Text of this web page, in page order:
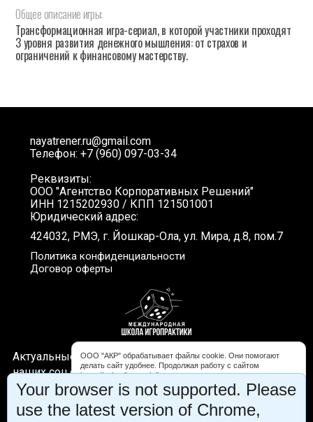
Общее описание игры:
Трансформационная игра-сериал, в которой участники проходят
3 уровня развития денежного мышления: от страхов и
ограничений к финансовому мастерству.
nayatrener.ru@gmail.com
Телефон: +7 (960) 097-03-34
Реквизиты:
ООО "Агентство Корпоративных Решений"
ИНН 1215202930 / КПП 121501001
Юридический адрес:
424032, РМЭ, г. Йошкар-Ола, ул. Мира, д.8, пом.7
Политика конфиденциальности
Договор оферты
Актуальные новости, интересные видео и акции в
наших соц.сетях. Подписывайтесь!
ООО "АКР" обрабатывает файлы cookie. Они помогают
делать сайт удобнее. Продолжая работу с сайтом
https://schooligropraktika.com, вы соглашаетесь с
обработкой файлов cookie. Вы можете запретить обработку
некоторых типов cookie в настройках браузера либо на
странице «Уведомление об использовании файлов cookie».
Your browser is not supported. Please
use the latest version of Chrome,